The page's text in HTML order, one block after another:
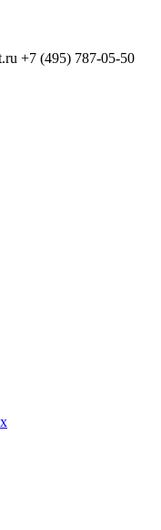
+7 (495) 787-05-50